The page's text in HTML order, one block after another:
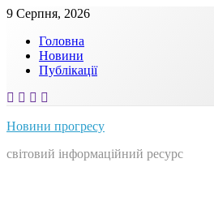
Skip
content
9 Серпня, 2026
Головна
Новини
Публікації
Новини прогресу
світовий інформаційний ресурс